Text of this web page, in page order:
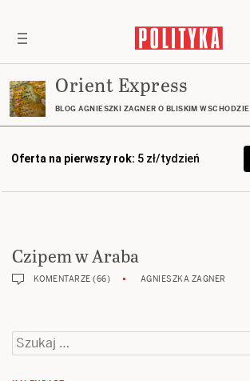
Orient Express
BLOG AGNIESZKI ZAGNER O BLISKIM WSCHODZIE
Oferta na pierwszy rok: 5 zł/tydzień
Czipem w Araba
KOMENTARZE (66) AGNIESZKA ZAGNER
Szukaj: